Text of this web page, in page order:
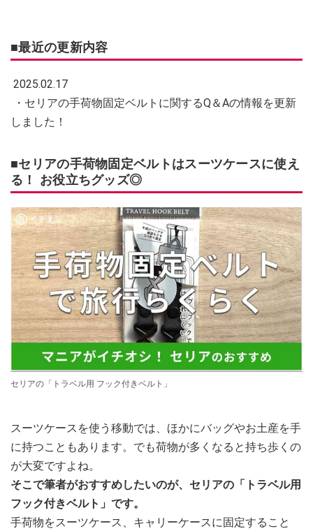
■最近の更新内容
2025.02.17
・セリアの手荷物固定ベルトに関するQ＆Aの情報を更新
しました！
■セリアの手荷物固定ベルトはスーツケースに使え
る！ お役立ちグッズ◎
セリアの「トラベル用 フック付きベルト」
スーツケースを使う移動では、ほかにバッグやお土産を手
に持つこともあります。でも荷物が多くなると持ち歩くの
が大変ですよね。
そこで筆者がおすすめしたいのが、セリアの「トラベル用
フック付きベルト」です。
手荷物をスーツケース、キャリーケースに固定すること